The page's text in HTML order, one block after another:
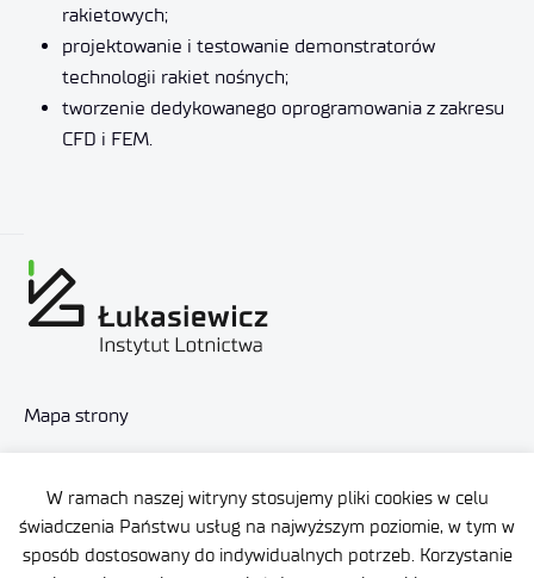
W ramach naszej witryny stosujemy pliki cookies w celu
świadczenia Państwu usług na najwyższym poziomie, w tym w
sposób dostosowany do indywidualnych potrzeb. Korzystanie
rakietowych;
projektowanie i testowanie demonstratorów
technologii rakiet nośnych;
tworzenie dedykowanego oprogramowania z zakresu
CFD i FEM.
Mapa strony
Polityka prywatności
Ogólne warunki dostawy